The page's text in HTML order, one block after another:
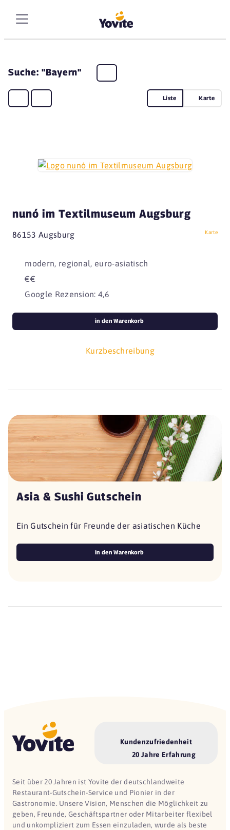
Suche: "Bayern"
Liste Karte
nunó im Textilmuseum Augsburg
86153 Augsburg Karte
modern, regional, euro-asiatisch
€€
Google Rezension: 4,6
Kurzbeschreibung
in den Warenkorb
Asia & Sushi Gutschein
Ein Gutschein für Freunde der asiatischen Küche
In den Warenkorb
Kundenzufriedenheit
20 Jahre Erfahrung
Seit über 20 Jahren ist Yovite der deutschlandweite
Restaurant-Gutschein-Service und Pionier in der
Gastronomie. Unsere Vision, Menschen die Möglichkeit zu
geben, Freunde, Geschäftspartner oder Mitarbeiter flexibel
und unkompliziert zum Essen einzuladen, wurde als beste